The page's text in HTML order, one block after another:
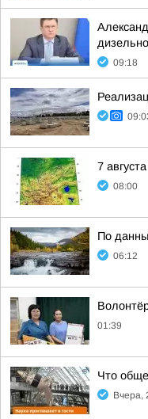
09:18
7
08:00
По
06:12
01:39
Что
Вчера,